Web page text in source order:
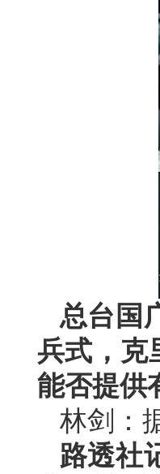
总台国
兵式，克
能否提供
林剑：
路透社